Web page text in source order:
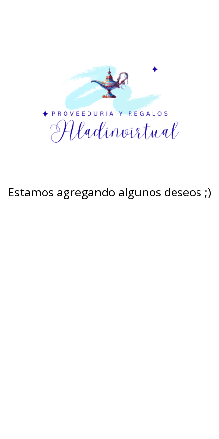
Estamos agregando algunos deseos ;)